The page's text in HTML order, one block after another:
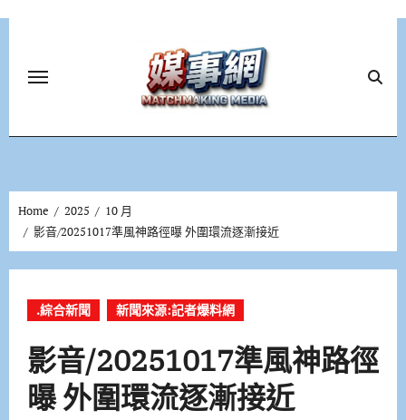
Home 2025
10 月
影音/20251017準風神路徑曝 外圍環流逐漸接近
.綜合新聞 新聞來源:記者爆料網
影音/20251017準風神路徑
曝 外圍環流逐漸接近